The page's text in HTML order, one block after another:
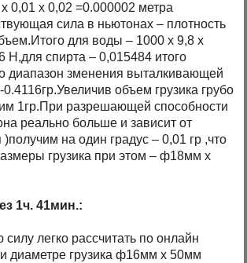
0,01 х 0,02 =0.000002 метра
сила в ньютонах – плотность
для воды – 1000 х 9,8 х
Н,для спирта – 0,015484 итого
диапазон зменения выталкивающей
объем грузика грубо
1гр.При разрешающей способности
реально больше и зависит от
)получим на один градус – 0,01 гр ,что
грузика при этом – ф18мм х
1ч. 41мин.:
легко рассчитать по онлайн
диаметре грузика ф16мм х 50мм